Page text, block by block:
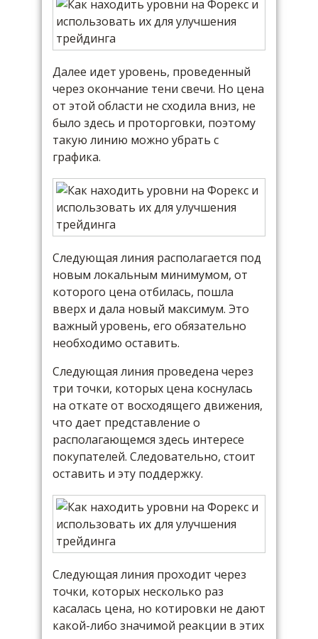
Далее идет уровень, проведенный
через окончание тени свечи. Но цена
от этой области не сходила вниз, не
было здесь и проторговки, поэтому
такую линию можно убрать с
графика.
Следующая линия располагается под
новым локальным минимумом, от
которого цена отбилась, пошла
вверх и дала новый максимум. Это
важный уровень, его обязательно
необходимо оставить.
Следующая линия проведена через
три точки, которых цена коснулась
на откате от восходящего движения,
что дает представление о
располагающемся здесь интересе
покупателей. Следовательно, стоит
оставить и эту поддержку.
Следующая линия проходит через
точки, которых несколько раз
касалась цена, но котировки не дают
какой-либо значимой реакции в этих